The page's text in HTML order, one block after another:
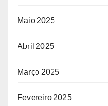
Maio 2025
Abril 2025
Março 2025
Fevereiro 2025